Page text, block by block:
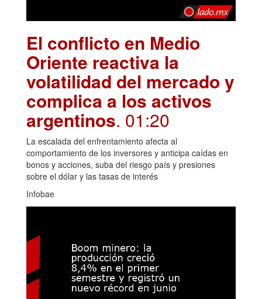
El conflicto en Medio
Oriente reactiva la
volatilidad del mercado y
complica a los activos
argentinos. 01:20
La escalada del enfrentamiento afecta al
comportamiento de los inversores y anticipa caídas en
bonos y acciones, suba del riesgo país y presiones
sobre el dólar y las tasas de interés
Infobae